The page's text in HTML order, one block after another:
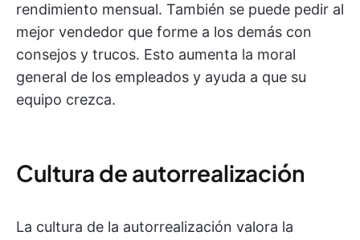
rendimiento mensual. También se puede pedir al
mejor vendedor que forme a los demás con
consejos y trucos. Esto aumenta la moral
general de los empleados y ayuda a que su
equipo crezca.
Cultura de autorrealización
La cultura de la autorrealización valora la